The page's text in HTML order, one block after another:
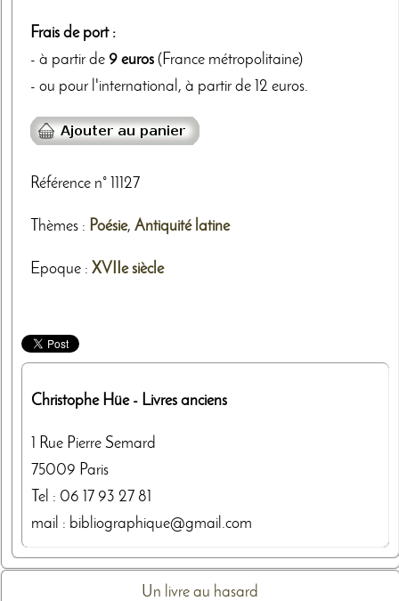
Frais de port :
- à partir de 9 euros (France métropolitaine)
- ou pour l'international, à partir de 12 euros.
Référence n° 11127
Thèmes : Poésie, Antiquité latine
Epoque : XVIIe siècle
Christophe Hüe- Livres anciens
1 Rue Pierre Semard
75009 Paris
Tel : 06 17 93 27 81
mail : bibliographique@gmail.com
Un livre au hasard